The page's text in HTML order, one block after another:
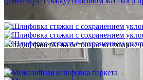
Укладка фанеры на бетонное основание
цементную стяжку) способом жесткого
750 ₽